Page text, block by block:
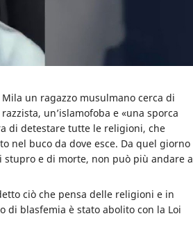
un ragazzo musulmano cerca di
un’islamofoba e «una sporca
di detestare tutte le religioni, che
nel buco da dove esce. Da quel giorno
stupro e di morte, non può più andare a
ciò che pensa delle religioni e in
di blasfemia è stato abolito con la Loi